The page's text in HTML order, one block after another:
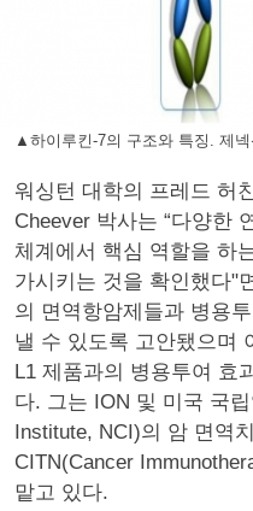
▲하이루킨-7의 구조와 특징. 제
워싱턴 대학의 프레드 허
Cheever 박사는 “다양한
체계에서 핵심 역할을 하
가시키는 것을 확인했다"
의 면역항암제들과 병용
낼 수 있도록 고안됐으며
L1 제품과의 병용투여 효
다. 그는 ION 및 미국 국
Institute, NCI)의 암 면역
CITN(Cancer
맡고 있다.